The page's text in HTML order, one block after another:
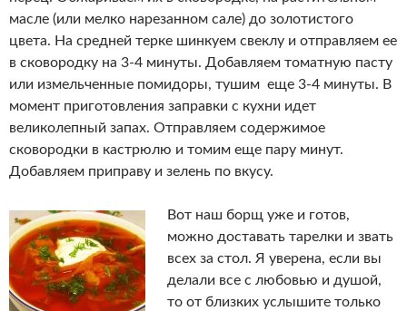
масле (или мелко нарезанном сале) до золотистого
цвета. На средней терке шинкуем свеклу и отправляем ее
в сковородку на 3-4 минуты. Добавляем томатную пасту
или измельченные помидоры, тушим еще 3-4 минуты. В
момент приготовления заправки с кухни идет
великолепный запах. Отправляем содержимое
сковородки в кастрюлю и томим еще пару минут.
Добавляем приправу и зелень по вкусу.
Вот наш борщ уже и готов,
можно доставать тарелки и звать
всех за стол. Я уверена, если вы
делали все с любовью и душой,
то от близких услышите только